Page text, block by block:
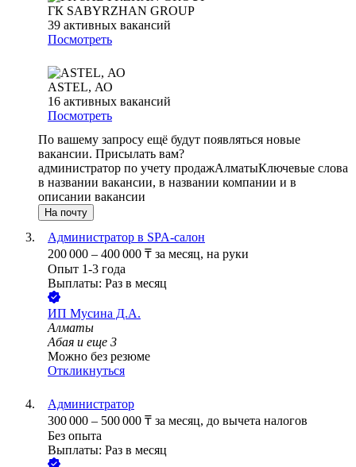
ГК SABYRZHAN GROUP
39 активных вакансий
Посмотреть
ASTEL, АО
16 активных вакансий
Посмотреть
По вашему запросу ещё будут появляться новые
вакансии. Присылать вам?
администратор по учету продажАлматыКлючевые слова
в названии вакансии, в названии компании и в
описании вакансии
На почту
Администратор в SPA-салон
200 000 – 400 000 ₸ за месяц, на руки
Опыт 1-3 года
Выплаты: Раз в месяц
ИП Мусина Д.А.
Алматы
Абая и еще 3
Можно без резюме
Откликнуться
Администратор
300 000 – 500 000 ₸ за месяц, до вычета налогов
Без опыта
Выплаты: Раз в месяц